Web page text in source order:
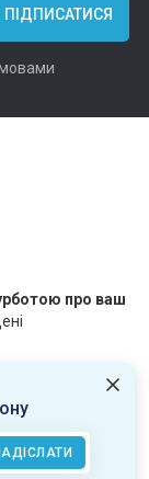
ПІДПИСАТИСЯ
про ваш